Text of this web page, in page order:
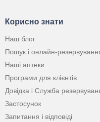
Корисно знати
Наш блог
Пошук і онлайн-резервування
Наші аптеки
Програми для клієнтів
Довідка і Служба
Застосунок
Запитання і відповіді